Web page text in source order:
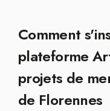
Comment
plateforme
projets de
de Florennes